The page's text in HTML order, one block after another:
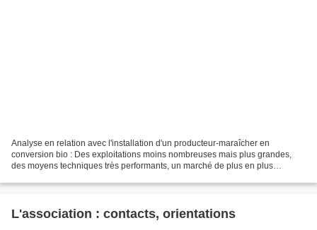
Analyse en relation avec l'installation d'un producteur-maraîcher en
conversion bio : Des exploitations moins nombreuses mais plus grandes,
des moyens techniques très performants, un marché de plus en plus
L'association : contacts, orientations